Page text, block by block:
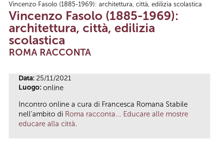
Tu sei qui
Vincenzo Fasolo (1885-1969): architettura, città, edilizia scolastica
Vincenzo Fasolo (1885-1969):
architettura, città, edilizia
scolastica
ROMA RACCONTA
Data: 25/11/2021
Luogo: online
Incontro online a cura di Francesca Romana Stabile
nell'ambito di Roma racconta... Educare alle mostre
educare alla città.